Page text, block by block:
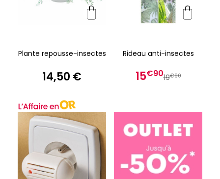
Plante repousse-insectes
14,50 €
Rideau anti-insectes
15€9019€90